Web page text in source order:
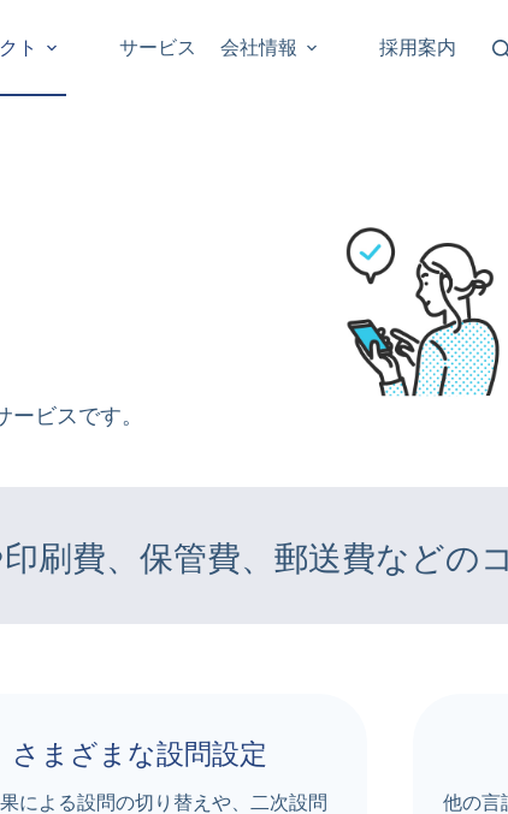
ト サービス 会社情報 採用案内
ビスです。
刷費、保管費、郵送費などの
さまざまな設問設定
による設問の切り替えや、二次設問
他の言